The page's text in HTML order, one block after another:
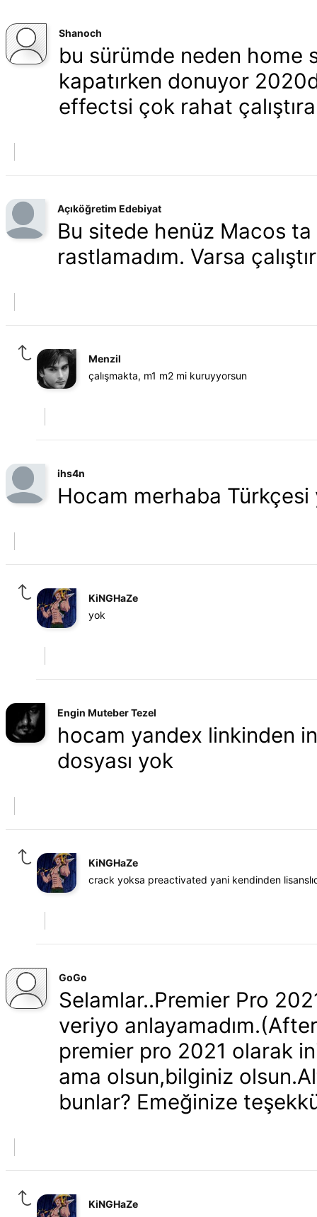
Shanoch
bu sürümde neden home
kapatırken donuyor
effectsi çok rahat
Açıköğretim Edebiyat
Bu sitede henüz Macos ta
rastlamadım. Varsa
Menzil
çalışmakta, m1 m2 mi kuruyyorsun
ihs4n
Hocam merhaba
KiNGHaZe
yok
Engin Muteber Tezel
hocam yandex linkinden
dosyası yok
KiNGHaZe
crack yoksa preactivated yani kendinden
GoGo
Selamlar..Premier Pro
veriyo
premier pro 2021 olarak
ama olsun,bilginiz
bunlar? Emeğinize
KiNGHaZe